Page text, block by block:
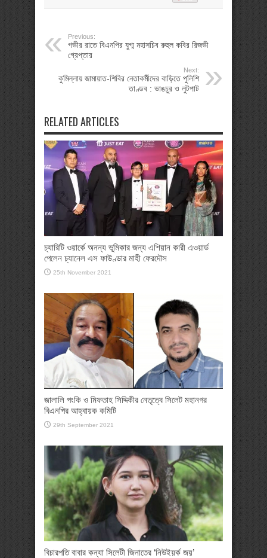
Previous:
গভীর রাতে বিএনপির যুগ্ম মহাসচিব রুহুল কবির রিজভী
গ্রেপ্তার
Next:
কুমিল্লায় জামায়াত-শিবির নেতাকর্মীদের বাড়িতে পুলিশি
তাণ্ডব : ভাঙচুর ও লুটপাট
RELATED ARTICLES
চ্যারিটি ওয়ার্কে অনন্য ভূমিকার জন্য এশিয়ান কারী এওয়ার্ড
পেলেন চ্যানেল এস ফাউণ্ডার মাহী ফেরদৌস
25th November 2021
জালালি পংকি ও মিফতাহ সিদ্দিকীর নেতৃত্বে সিলেট মহানগর
বিএনপির আহ্বায়ক কমিটি
29th September 2021
বিচারপতি বাবার কন্যা সিলেটী জিনাতের ‘নিউইয়র্ক জয়’